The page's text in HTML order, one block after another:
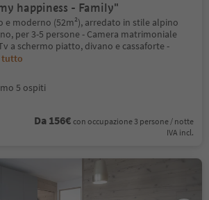
happiness - Family"
moderno (52m²), arredato in stile alpino
per 3-5 persone - Camera matrimoniale
a schermo piatto, divano e cassaforte -
tutto
5 ospiti
Da 156€ con occupazione 3 persone / notte
IVA incl.